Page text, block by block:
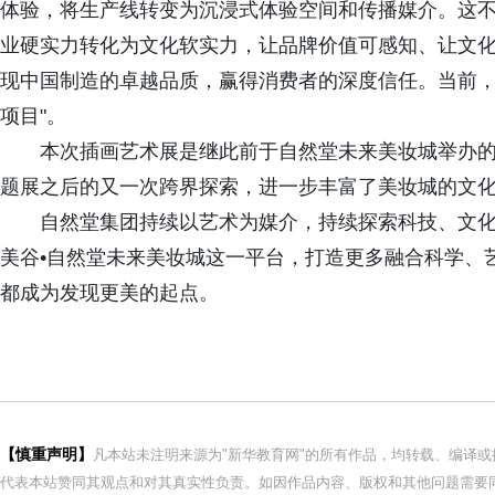
体验，将生产线转变为沉浸式体验空间和传播媒介。这
业硬实力转化为文化软实力，让品牌价值可感知、让文
现中国制造的卓越品质，赢得消费者的深度信任。当前
项目"。
本次插画艺术展是继此前于自然堂未来美妆城举办
题展之后的又一次跨界探索，进一步丰富了美妆城的文
自然堂集团持续以艺术为媒介，持续探索科技、文
美谷•自然堂未来美妆城这一平台，打造更多融合科学
都成为发现更美的起点。
【慎重声明】
凡本站未注明来源为"新华教育网"的所有作品，均转载、编译
代表本站赞同其观点和对其真实性负责。如因作品内容、版权和其他问题需